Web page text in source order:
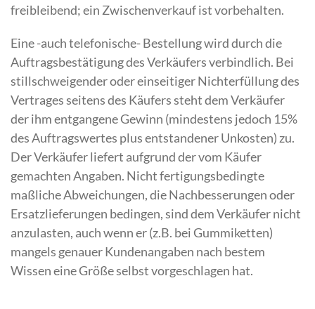
freibleibend; ein Zwischenverkauf ist vorbehalten.
Eine -auch telefonische- Bestellung wird durch die
Auftragsbestätigung des Verkäufers verbindlich. Bei
stillschweigender oder einseitiger Nichterfüllung des
Vertrages seitens des Käufers steht dem Verkäufer
der ihm entgangene Gewinn (mindestens jedoch 15%
des Auftragswertes plus entstandener Unkosten) zu.
Der Verkäufer liefert aufgrund der vom Käufer
gemachten Angaben. Nicht fertigungsbedingte
maßliche Abweichungen, die Nachbesserungen oder
Ersatzlieferungen bedingen, sind dem Verkäufer nicht
anzulasten, auch wenn er (z.B. bei Gummiketten)
mangels genauer Kundenangaben nach bestem
Wissen eine Größe selbst vorgeschlagen hat.